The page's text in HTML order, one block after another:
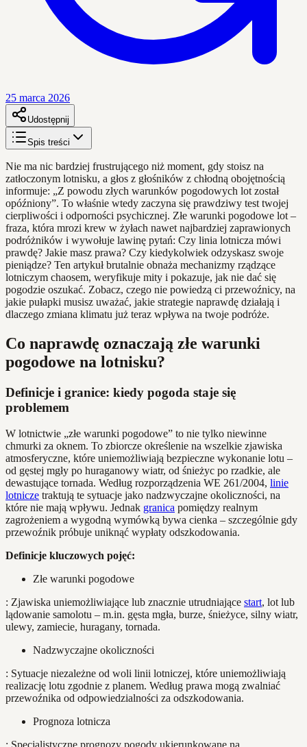
25 marca 2026
Udostępnij
Spis treści
Nie ma nic bardziej frustrującego niż moment, gdy stoisz na
zatłoczonym lotnisku, a głos z głośników z chłodną obojętnością
informuje: „Z powodu złych warunków pogodowych lot został
opóźniony”. To właśnie wtedy zaczyna się prawdziwy test twojej
cierpliwości i odporności psychicznej. Złe warunki pogodowe lot –
fraza, która mrozi krew w żyłach nawet najbardziej zaprawionych
podróżników i wywołuje lawinę pytań: Czy linia lotnicza mówi
prawdę? Jakie masz prawa? Czy kiedykolwiek odzyskasz swoje
pieniądze? Ten artykuł brutalnie obnaża mechanizmy rządzące
lotniczym chaosem, weryfikuje mity i pokazuje, jak nie dać się
pogodzie oszukać. Zobacz, czego nie powiedzą ci przewoźnicy, na
jakie pułapki musisz uważać, jakie strategie naprawdę działają i
dlaczego zmiana klimatu już teraz wpływa na twoje podróże.
Co naprawdę oznaczają złe warunki
pogodowe na lotnisku?
Definicje i granice: kiedy pogoda staje się
problemem
W lotnictwie „złe warunki pogodowe” to nie tylko niewinne
chmurki za oknem. To zbiorcze określenie na wszelkie zjawiska
atmosferyczne, które uniemożliwiają bezpieczne wykonanie lotu –
od gęstej mgły po huraganowy wiatr, od śnieżyc po rzadkie, ale
dewastujące tornada. Według rozporządzenia WE 261/2004, linie
lotnicze traktują te sytuacje jako nadzwyczajne okoliczności, na
które nie mają wpływu. Jednak granica pomiędzy realnym
zagrożeniem a wygodną wymówką bywa cienka – szczególnie gdy
przewoźnik próbuje uniknąć wypłaty odszkodowania.
Definicje kluczowych pojęć:
Złe warunki pogodowe
: Zjawiska uniemożliwiające lub znacznie utrudniające start, lot lub
lądowanie samolotu – m.in. gęsta mgła, burze, śnieżyce, silny wiatr,
ulewy, zamiecie, huragany, tornada.
Nadzwyczajne okoliczności
: Sytuacje niezależne od woli linii lotniczej, które uniemożliwiają
realizację lotu zgodnie z planem. Według prawa mogą zwalniać
przewoźnika od odpowiedzialności za odszkodowania.
Prognoza lotnicza